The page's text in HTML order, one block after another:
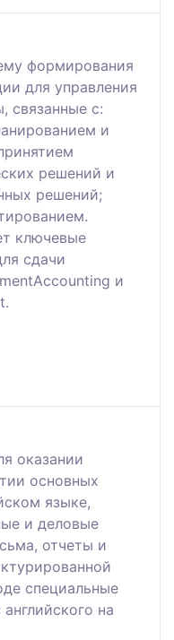
формирования
для управления
связанные с:
и
решений и
решений;
ключевые
сдачи
и
оказании
основных
языке,
и деловые
отчеты и
специальные
на